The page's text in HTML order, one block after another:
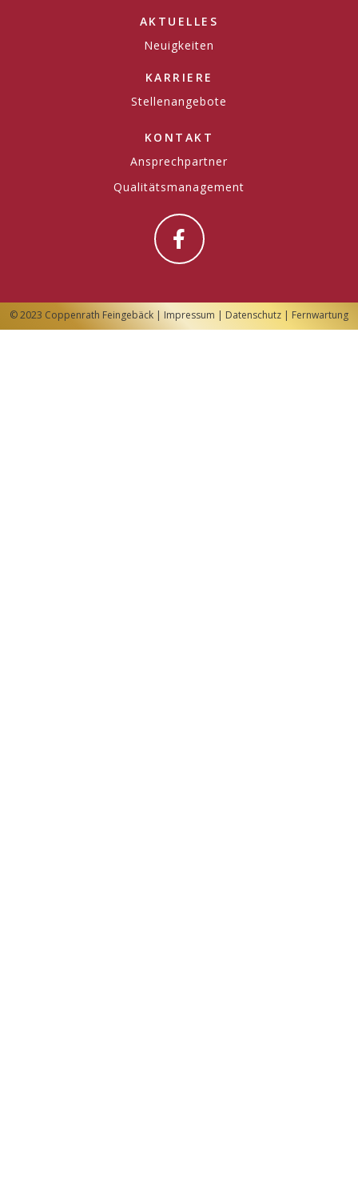
AKTUELLES
Neuigkeiten
KARRIERE
Stellenangebote
KONTAKT
Ansprechpartner
Qualitätsmanagement
© 2023 Coppenrath Feingebäck | Impressum | Datenschutz | Fernwartung